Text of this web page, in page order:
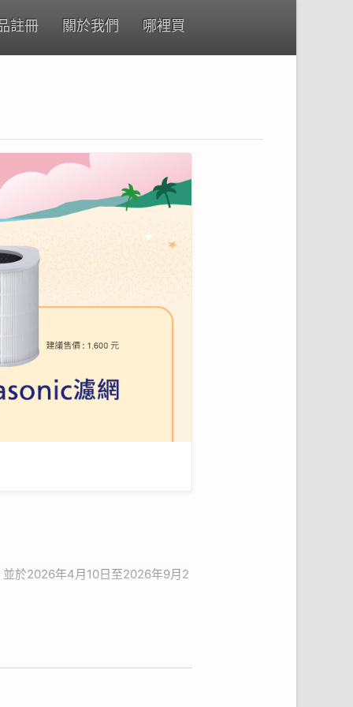
註冊 關於我們 哪裡買
於2026年4月10日至2026年9月2
編號及驗證碼、姓名、聯絡方
或利用您的識別類 (如姓名、手機